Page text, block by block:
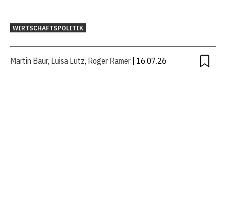
WIRTSCHAFTSPOLITIK
Martin Baur, Luisa Lutz, Roger Ramer | 16.07.26